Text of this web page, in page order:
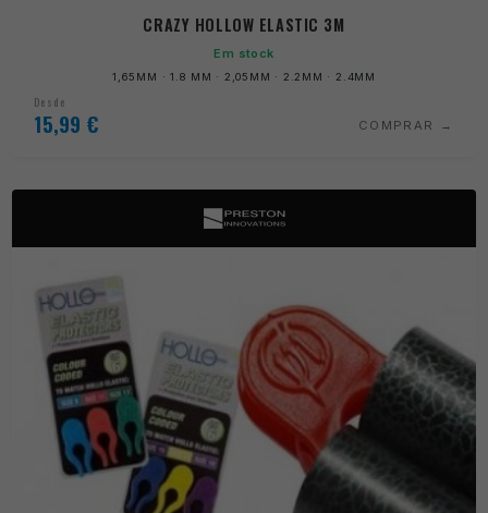
CRAZY HOLLOW ELASTIC 3M
Em stock
1,65MM · 1.8 MM · 2,05MM · 2.2MM · 2.4MM
Desde
15,99 € COMPRAR